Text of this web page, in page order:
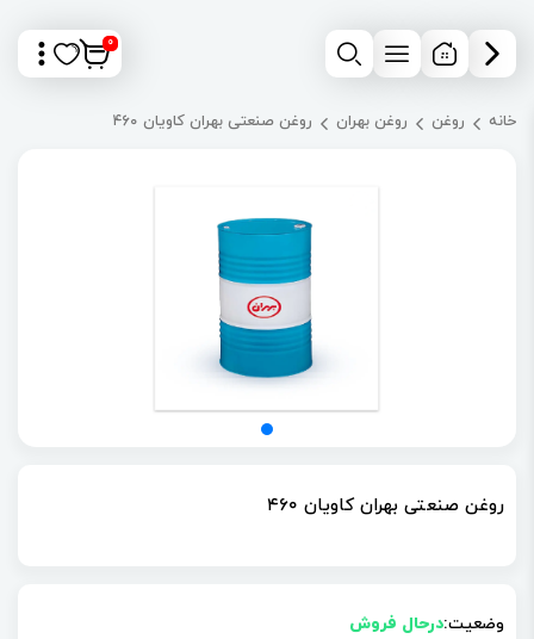
0
خانه روغن روغن بهران روغن صنعتی بهران کاویان ۴۶۰
روغن صنعتی بهران کاویان ۴۶۰
وضعیت:درحال فروش